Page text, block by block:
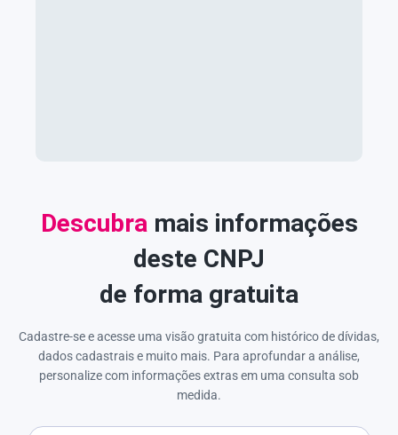
Descubramais informações
deste CNPJ
de forma gratuita
Cadastre-se e acesse uma visão gratuita com histórico de dívidas,
dados cadastrais e muito mais. Para aprofundar a análise,
personalize com informações extras em uma consulta sob
medida.